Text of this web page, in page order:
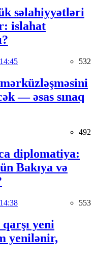
səlahiyyətləri
islahat
532
— əsas sınaq
492
diplomatiya:
Bakıya və
553
yeni
yenilənir,